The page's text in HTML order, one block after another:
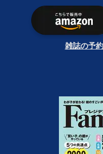
雑誌の予